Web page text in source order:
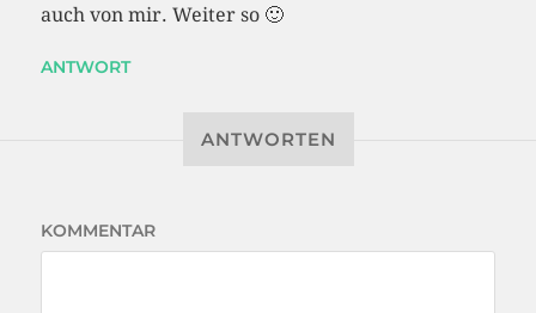
auch von mir. Weiter so 🙂
ANTWORT
ANTWORTEN
KOMMENTAR